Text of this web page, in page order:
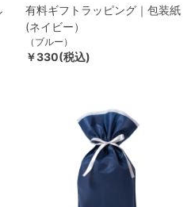
有料ギフトラッピング｜包装紙
(ネイビー）
（ブルー）
￥330(税込)